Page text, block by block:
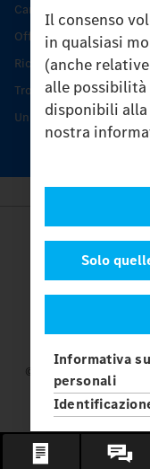
Il consenso
in qualsiasi
(anche
alle
disponibili alla
nostra
Solo
Informativa
personali
Caratteristiche di
Offerta di servizio
Ricambi originali
Trovare un partner
Unimog Service Days
© 2026 Daimler Truck
Benz sono